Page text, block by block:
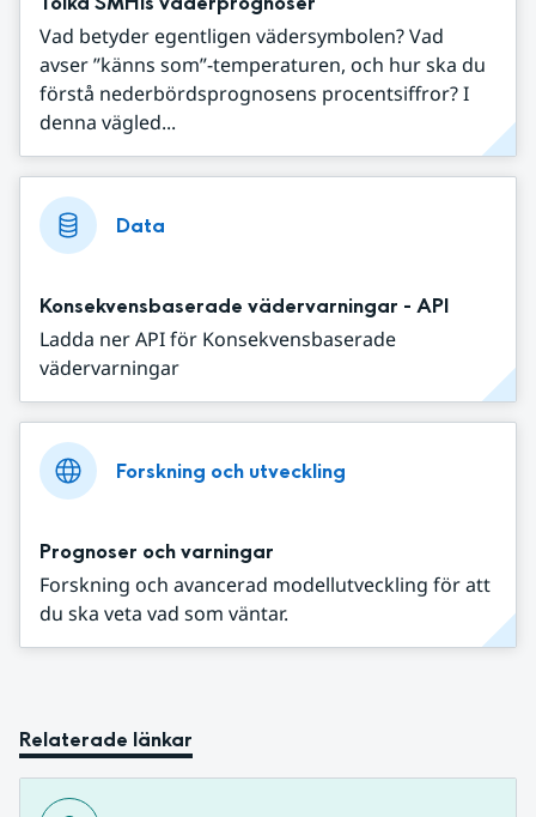
Vad betyder egentligen vädersymbolen? Vad
avser ”känns som”-temperaturen, och hur ska du
förstå nederbördsprognosens procentsiffror? I
denna vägled...
Data
Konsekvensbaserade vädervarningar - API
Ladda ner API för Konsekvensbaserade
vädervarningar
Forskning och utveckling
Prognoser och varningar
Forskning och avancerad modellutveckling för att
du ska veta vad som väntar.
Relaterade länkar